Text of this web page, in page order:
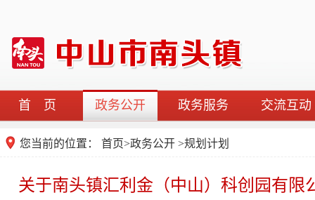
首 页 政务公开 政务服务 交流互动
您当前的位置： 首页>政务公开 >规划计划
关于南头镇汇利金（中山）科创园有限